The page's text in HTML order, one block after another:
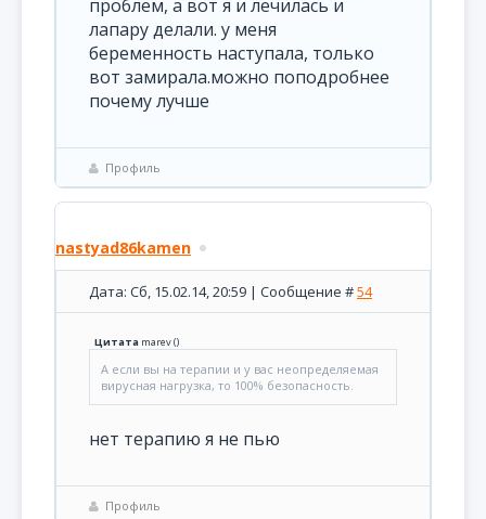
проблем, а вот я и лечилась и
лапару делали. у меня
беременность наступала, только
вот замирала.можно поподробнее
почему лучше
Профиль
nastyad86kamen
Дата: Сб, 15.02.14, 20:59 | Сообщение #54
Цитата marev()
А если вы на терапии и у вас неопределяемая
вирусная нагрузка, то 100% безопасность.
нет терапию я не пью
Профиль